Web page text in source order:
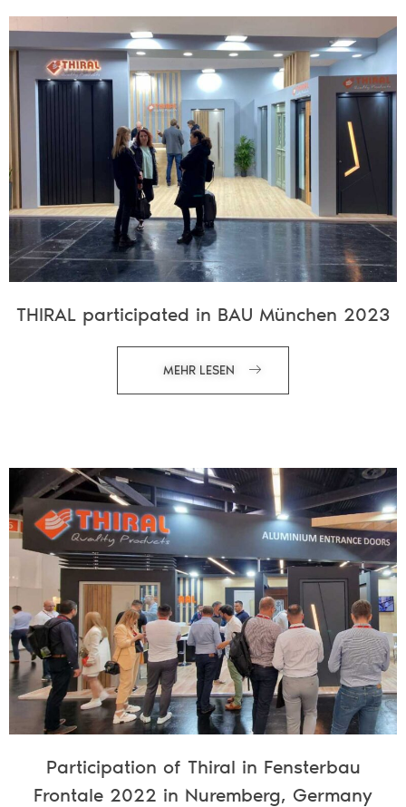
THIRAL participated in BAU München 2023
MEHR LESEN
Participation of Thiral in Fensterbau
Frontale 2022 in Nuremberg, Germany